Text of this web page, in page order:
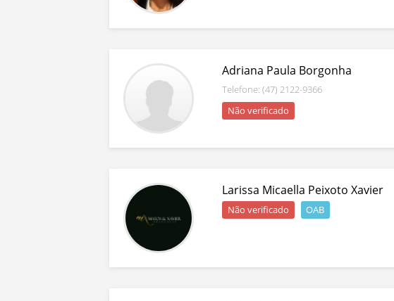
Adriana Paula Borgonha
Telefone: (47) 2122-9366
Não verificado
Larissa Micaella Peixoto Xavier
Não verificado OAB